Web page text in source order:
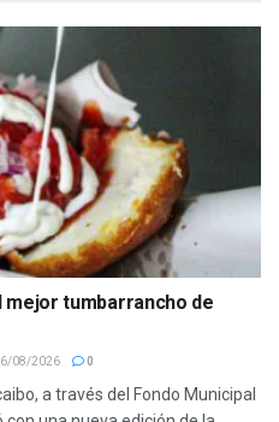
mejor tumbarrancho de
08/2026 0
a través del Fondo Municipal